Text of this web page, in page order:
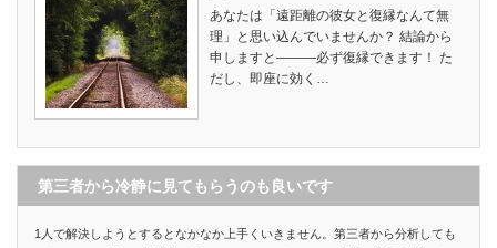
あなたは「遠距離の彼女と復縁なんて無
理」と思い込んでいませんか？ 結論から
申しますと―――必ず復縁できます！ た
だし、即座に効く…
第三者から冷静に見てもらうのも良いです
1人で解決しようとするとなかなか上手くいきません。第三者から分析しても